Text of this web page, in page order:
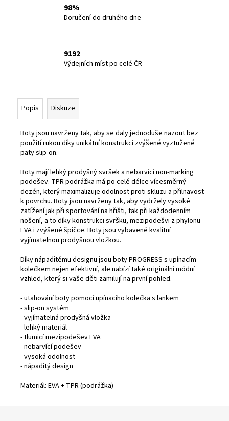
98%
Doručení do druhého dne
9192
Výdejních míst po celé ČR
Popis Diskuze
Boty jsou navrženy tak, aby se daly jednoduše nazout bez
použití rukou díky unikátní konstrukci zvýšené vyztužené
paty slip-on.
Boty mají lehký prodyšný svršek a nebarvící non-marking
podešev. TPR podrážka má po celé délce vícesměrný
dezén, který maximalizuje odolnost proti skluzu a přilnavost
k povrchu. Boty jsou navrženy tak, aby vydržely vysoké
zatížení jak při sportování na hřišti, tak při každodenním
nošení, a to díky konstrukci svršku, mezipodešvi z phylonu
EVA i zvýšené špičce. Boty jsou vybavené kvalitní
vyjímatelnou prodyšnou vložkou.
Díky nápaditému designu jsou boty PROGRESS s upínacím
kolečkem nejen efektivní, ale nabízí také originální módní
vzhled, který si vaše děti zamilují na první pohled.
- utahování boty pomocí upínacího kolečka s lankem
- slip-on systém
- vyjímatelná prodyšná vložka
- lehký materiál
- tlumicí mezipodešev EVA
- nebarvící podešev
- vysoká odolnost
- nápaditý design
Materiál: EVA + TPR (podrážka)
Z